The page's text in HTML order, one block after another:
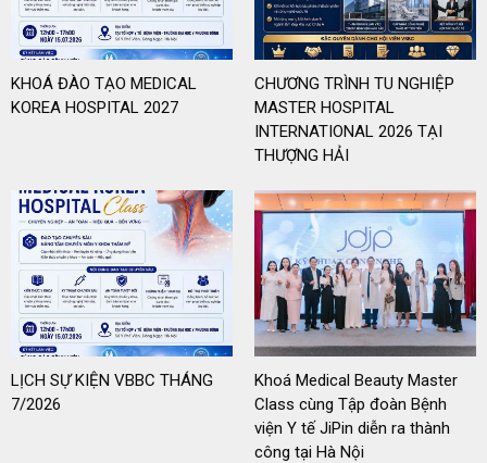
KHOÁ ĐÀO TẠO MEDICAL
KOREA HOSPITAL 2027
CHƯƠNG TRÌNH TU NGHIỆP
MASTER HOSPITAL
INTERNATIONAL 2026 TẠI
THƯỢNG HẢI
LỊCH SỰ KIỆN VBBC THÁNG
7/2026
Khoá Medical Beauty Master
Class cùng Tập đoàn Bệnh
viện Y tế JiPin diễn ra thành
công tại Hà Nội